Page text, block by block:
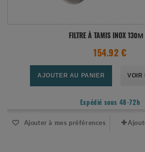
FILTRE À TAMIS INOX
154.92 €
AJOUTER AU PANIER VOIR
Expédié sous 48-72h
Ajouter à mes préférences